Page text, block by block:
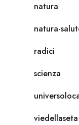
natura
natura-
radici
scienza
viedellaseta